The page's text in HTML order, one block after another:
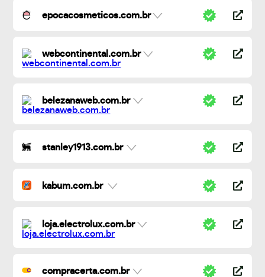
epocacosmeticos.com.br
webcontinental.com.br
belezanaweb.com.br
stanley1913.com.br
kabum.com.br
loja.electrolux.com.br
compracerta.com.br